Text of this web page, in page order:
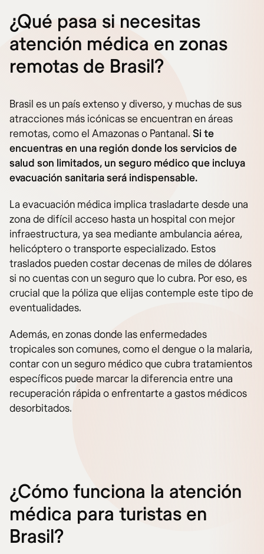
¿Qué pasa si necesitas
atención médica en zonas
remotas de Brasil?
Brasil es un país extenso y diverso, y muchas de sus
atracciones más icónicas se encuentran en áreas
remotas, como el Amazonas o Pantanal. Si te
encuentras en una región donde los servicios de
salud son limitados, un seguro médico que incluya
evacuación sanitaria será indispensable.
La evacuación médica implica trasladarte desde una
zona de difícil acceso hasta un hospital con mejor
infraestructura, ya sea mediante ambulancia aérea,
helicóptero o transporte especializado. Estos
traslados pueden costar decenas de miles de dólares
si no cuentas con un seguro que lo cubra. Por eso, es
crucial que la póliza que elijas contemple este tipo de
eventualidades.
Además, en zonas donde las enfermedades
tropicales son comunes, como el dengue o la malaria,
contar con un seguro médico que cubra tratamientos
específicos puede marcar la diferencia entre una
recuperación rápida o enfrentarte a gastos médicos
desorbitados.
¿Cómo funciona la atención
médica para turistas en
Brasil?